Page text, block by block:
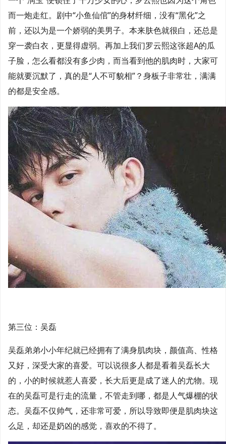
而一炮走红。剧中“小鱼仙倌”的身材纤细，没有“黑化”之
前，还以为是一个娇弱的美男子。本来肤色就很白，还总是
穿一袭白衣，更显得虚弱。再加上我们罗云熙这张超A的瓜
子脸，怎么看都没有多少肉，而当看到他的肌肉时，大家可
能就要沉默了，真的是“人不可貌相”？身板子非常壮，满满
的都是安全感。
第三位：吴磊
吴磊弟弟小小年纪就已经拥有了满身肌肉块，颜值高、性格
又好，深受大家的喜爱。可以说很多人都是看着吴磊长大
的，小的时候就惹人喜爱，长大后更是成了迷人的尤物。现
在的吴磊可是行走的流量，不管走到哪，都是人气爆棚的状
态。吴磊不仅帅气，还非常可爱，所以导致即便是肌肉块这
么足，却还是奶凶的感觉，喜欢的不得了。